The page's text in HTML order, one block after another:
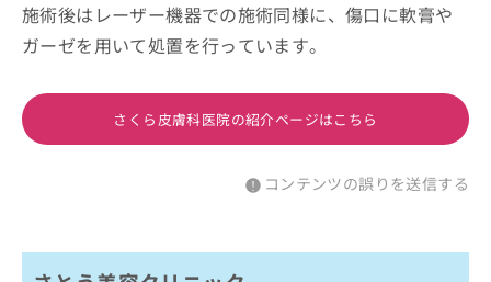
施術後はレーザー機器での施術同様に、傷口に軟膏や
ガーゼを用いて処置を行っています。
さくら皮膚科医院の紹介ページはこちら
コンテンツの誤りを送信する